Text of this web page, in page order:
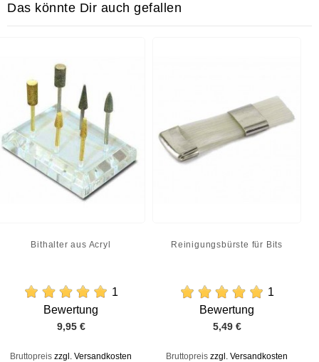
Das könnte Dir auch gefallen
Bithalter aus Acryl
1
Bewertung
Preis
9,95 €
Bruttopreis zzgl. Versandkosten
Reinigungsbürste für Bits
1
Bewertung
Preis
5,49 €
Bruttopreis zzgl. Versandkosten